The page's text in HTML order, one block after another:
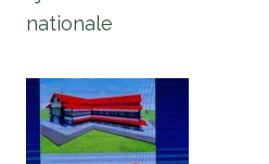
nationale